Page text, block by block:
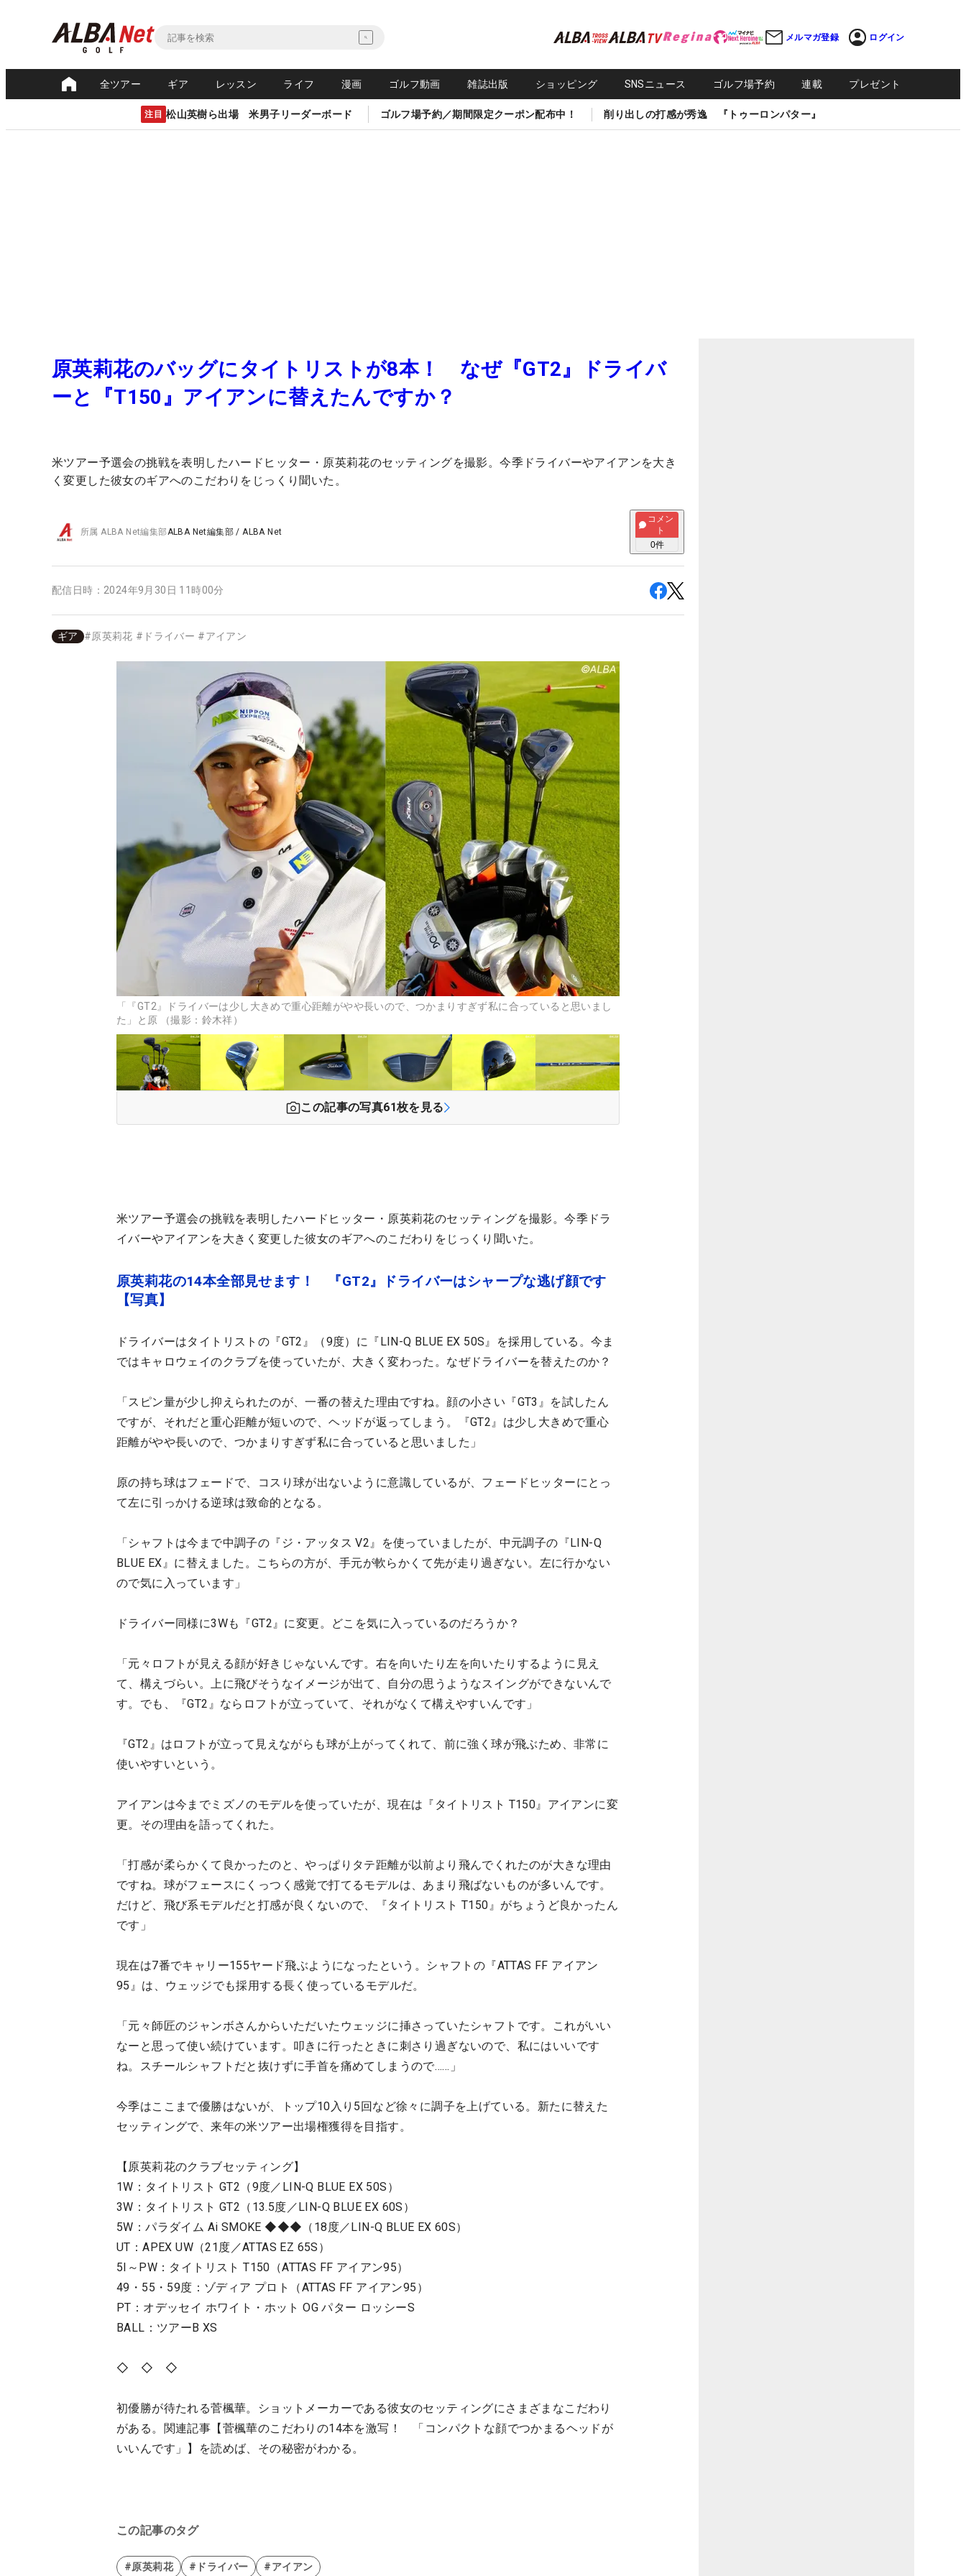
メルマガ登録 ログイン
全ツアー ギア レッスン ライフ 漫画 ゴルフ動画 雑誌出版 ショッピング SNSニュース ゴルフ場予約 連載 プレゼント
注目 松山英樹ら出場 米男子リーダーボード ゴルフ場予約／期間限定クーポン配布中！ 削り出しの打感が秀逸 『トゥーロンパター』
原英莉花のバッグにタイトリストが8本！ なぜ『GT2』ドライバ
ーと『T150』アイアンに替えたんですか？
米ツアー予選会の挑戦を表明したハードヒッター・原英莉花のセッティングを撮影。今季ドライバーやアイアンを大き
く変更した彼女のギアへのこだわりをじっくり聞いた。
所属ALBA Net編集部ALBA Net編集部 /ALBA Net
コメン
ト
0件
配信日時： 2024年9月30日 11時00分
ギア #原英莉花 # ドライバー #アイアン
「『GT2』ドライバーは少し大きめで重心距離がやや長いので、つかまりすぎず私に合っていると思いまし
た」と原 （撮影：鈴木祥）
この記事の写真61枚を見る
米ツアー予選会の挑戦を表明したハードヒッター・原英莉花のセッティングを撮影。今季ドラ
イバーやアイアンを大きく変更した彼女のギアへのこだわりをじっくり聞いた。
原英莉花の14本全部見せます！ 『GT2』ドライバーはシャープな逃げ顔です
【写真】
ドライバーはタイトリストの『GT2』（9度）に『LIN-Q BLUE EX 50S』を採用している。今ま
ではキャロウェイのクラブを使っていたが、大きく変わった。なぜドライバーを替えたのか？
「スピン量が少し抑えられたのが、一番の替えた理由ですね。顔の小さい『GT3』を試したん
ですが、それだと重心距離が短いので、ヘッドが返ってしまう。『GT2』は少し大きめで重心
距離がやや長いので、つかまりすぎず私に合っていると思いました」
原の持ち球はフェードで、コスり球が出ないように意識しているが、フェードヒッターにとっ
て左に引っかける逆球は致命的となる。
「シャフトは今まで中調子の『ジ・アッタス V2』を使っていましたが、中元調子の『LIN-Q
BLUE EX』に替えました。こちらの方が、手元が軟らかくて先が走り過ぎない。左に行かない
ので気に入っています」
ドライバー同様に3Wも『GT2』に変更。どこを気に入っているのだろうか？
「元々ロフトが見える顔が好きじゃないんです。右を向いたり左を向いたりするように見え
て、構えづらい。上に飛びそうなイメージが出て、自分の思うようなスイングができないんで
す。でも、『GT2』ならロフトが立っていて、それがなくて構えやすいんです」
『GT2』はロフトが立って見えながらも球が上がってくれて、前に強く球が飛ぶため、非常に
使いやすいという。
アイアンは今までミズノのモデルを使っていたが、現在は『タイトリスト T150』アイアンに変
更。その理由を語ってくれた。
「打感が柔らかくて良かったのと、やっぱりタテ距離が以前より飛んでくれたのが大きな理由
ですね。球がフェースにくっつく感覚で打てるモデルは、あまり飛ばないものが多いんです。
だけど、飛び系モデルだと打感が良くないので、『タイトリスト T150』がちょうど良かったん
です」
現在は7番でキャリー155ヤード飛ぶようになったという。シャフトの『ATTAS FF アイアン
95』は、ウェッジでも採用する長く使っているモデルだ。
「元々師匠のジャンボさんからいただいたウェッジに挿さっていたシャフトです。これがいい
なーと思って使い続けています。叩きに行ったときに刺さり過ぎないので、私にはいいです
ね。スチールシャフトだと抜けずに手首を痛めてしまうので……」
今季はここまで優勝はないが、トップ10入り5回など徐々に調子を上げている。新たに替えた
セッティングで、来年の米ツアー出場権獲得を目指す。
【原英莉花のクラブセッティング】
1W：タイトリスト GT2（9度／LIN-Q BLUE EX 50S）
3W：タイトリスト GT2（13.5度／LIN-Q BLUE EX 60S）
5W：パラダイム Ai SMOKE ◆◆◆（18度／LIN-Q BLUE EX 60S）
UT：APEX UW（21度／ATTAS EZ 65S）
5I～PW：タイトリスト T150（ATTAS FF アイアン95）
49・55・59度：ゾディア プロト（ATTAS FF アイアン95）
PT：オデッセイ ホワイト・ホット OG パター ロッシーS
BALL：ツアーB XS
◇ ◇ ◇
初優勝が待たれる菅楓華。ショットメーカーである彼女のセッティングにさまざまなこだわり
がある。関連記事【菅楓華のこだわりの14本を激写！ 「コンパクトな顔でつかまるヘッドが
いいんです」】を読めば、その秘密がわかる。
この記事のタグ
#原英莉花 #ドライバー #アイアン